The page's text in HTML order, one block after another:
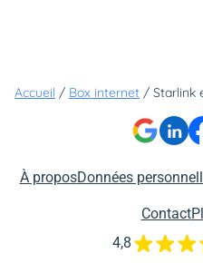
Accueil / Box internet /
À proposDonnées
Contact
4,8